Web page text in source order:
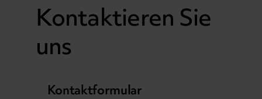
Kontaktieren Sie
uns
Kontaktformular